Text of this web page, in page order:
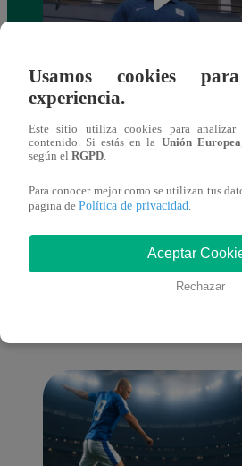
Alianza Lima: así anunció a Sergio
como nuevo fichaje para el Torneo
Clausura 2025
También
Usamos cookies
experiencia.
Este sitio utiliza cookies para
contenido. Si estás en la Unión Europea
según el RGPD.
Para conocer mejor como se utilizan tus
pagina de Política de privacidad.
Aceptar
Rechazar